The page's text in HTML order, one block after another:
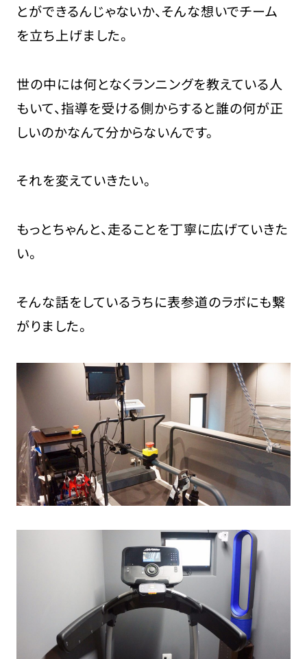
とができるんじゃないか、そんな想いでチーム
を立ち上げました。
世の中には何となくランニングを教えている人
もいて、指導を受ける側からすると誰の何が正
しいのかなんて分からないんです。
それを変えていきたい。
もっとちゃんと、走ることを丁寧に広げていきた
い。
そんな話をしているうちに表参道のラボにも繋
がりました。